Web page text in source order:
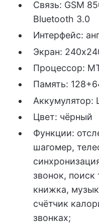
Связь: GSM
Bluetooth 3.0
Интерфейс:
Экран:
Процессор:
Память:
Аккумулятор:
Цвет: чёрный
Функции:
шагомер,
звонок, поиск
книжка,
счётчик
звонках;